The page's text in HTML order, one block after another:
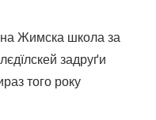
Жимска школа за
задруґи
того року